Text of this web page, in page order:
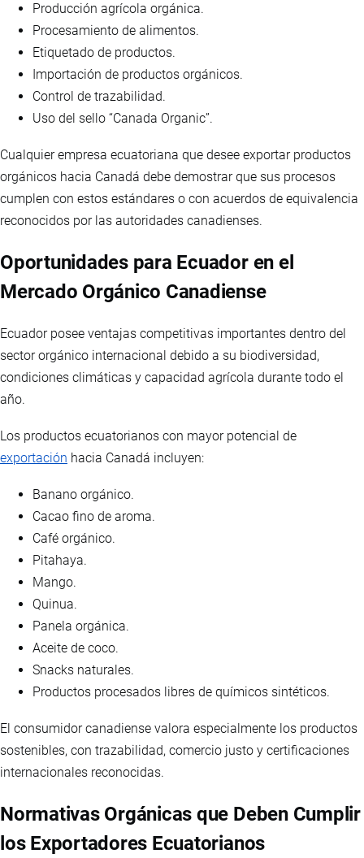
Producción agrícola orgánica.
Procesamiento de alimentos.
Etiquetado de productos.
Importación de productos orgánicos.
Control de trazabilidad.
Uso del sello “Canada Organic”.
Cualquier empresa ecuatoriana que desee exportar productos
orgánicos hacia Canadá debe demostrar que sus procesos
cumplen con estos estándares o con acuerdos de equivalencia
reconocidos por las autoridades canadienses.
Oportunidades para Ecuador en el
Mercado Orgánico Canadiense
Ecuador posee ventajas competitivas importantes dentro del
sector orgánico internacional debido a su biodiversidad,
condiciones climáticas y capacidad agrícola durante todo el
año.
Los productos ecuatorianos con mayor potencial de
exportación hacia Canadá incluyen:
Banano orgánico.
Cacao fino de aroma.
Café orgánico.
Pitahaya.
Mango.
Quinua.
Panela orgánica.
Aceite de coco.
Snacks naturales.
Productos procesados libres de químicos sintéticos.
El consumidor canadiense valora especialmente los productos
sostenibles, con trazabilidad, comercio justo y certificaciones
internacionales reconocidas.
Normativas Orgánicas que Deben Cumplir
los Exportadores Ecuatorianos